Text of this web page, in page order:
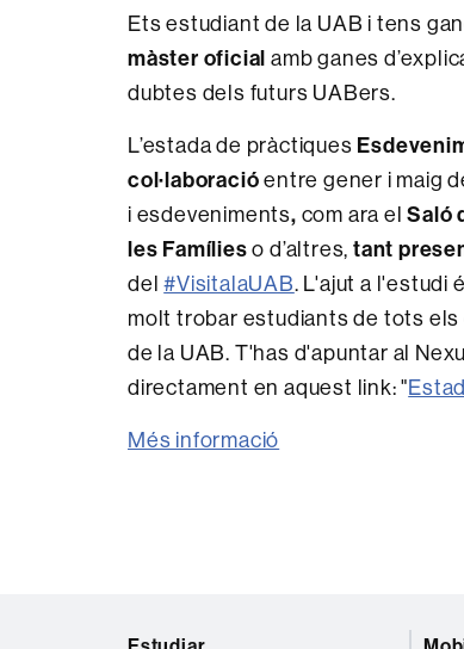
Ets estudiant de la UAB i tens
màster oficial amb ganes
dubtes dels futurs UABers.
L’estada de pràctiques
col·laboració entre gener i maig
i esdeveniments, com ara elSaló
les Famílieso d’altres,tant
del#VisitalaUAB. L'ajut a l'estudi
molt trobar estudiants de tots
de la UAB. T'has d'apuntar al
directament en aquest link: "
Més informació